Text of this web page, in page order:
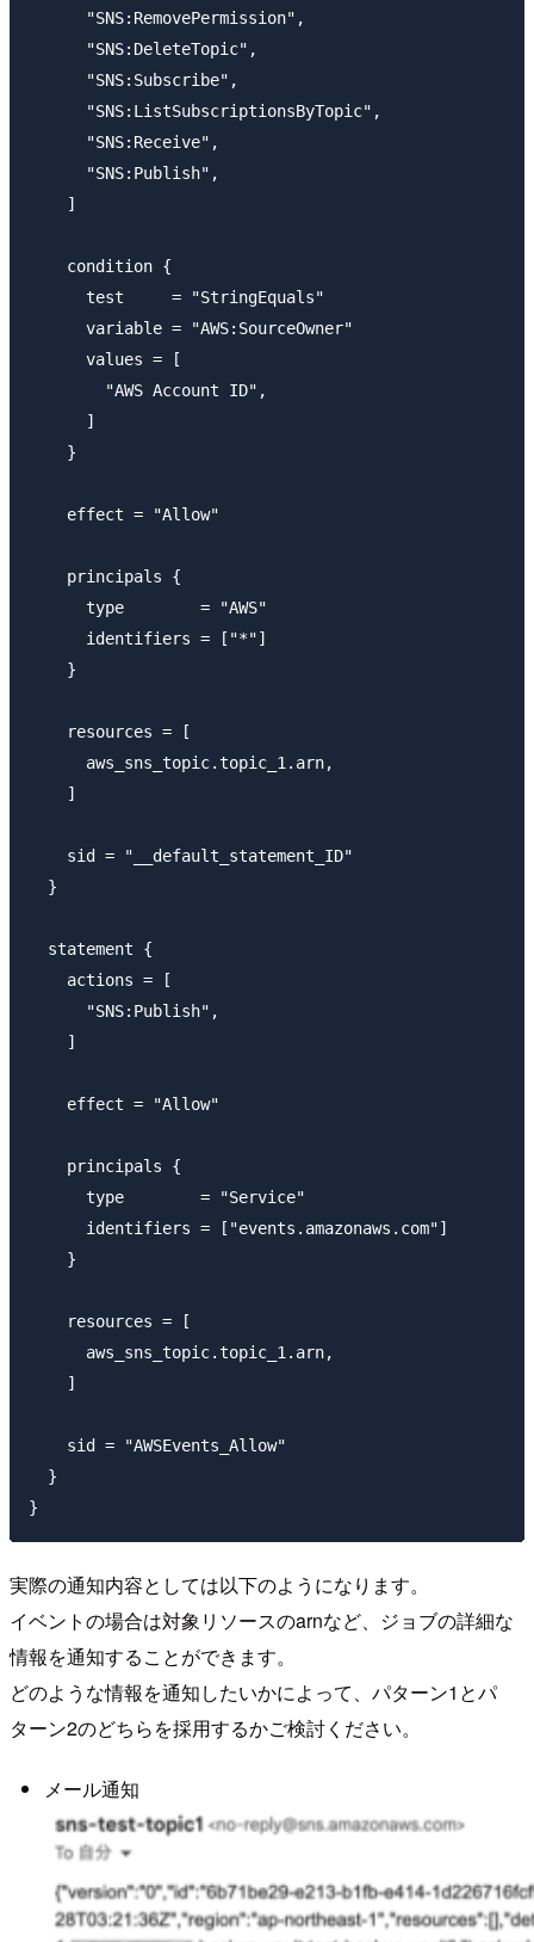
      "SNS:RemovePermission",
      "SNS:DeleteTopic",
      "SNS:Subscribe",
      "SNS:ListSubscriptionsByTopic",
      "SNS:Receive",
      "SNS:Publish",
    ]
    condition {
      test     = "StringEquals"
      variable = "AWS:SourceOwner"
      values = [
        "AWS Account ID",
      ]
    }
    effect = "Allow"
    principals {
      type        = "AWS"
      identifiers = ["*"]
    }
    resources = [
      aws_sns_topic.topic_1.arn,
    ]
    sid = "__default_statement_ID"
  }
  statement {
    actions = [
      "SNS:Publish",
    ]
    effect = "Allow"
    principals {
      type        = "Service"
      identifiers = ["events.amazonaws.com"]
    }
    resources = [
      aws_sns_topic.topic_1.arn,
    ]
    sid = "AWSEvents_Allow"
  }
実際の通知内容としては以下のようになります。
イベントの場合は対象リソースのarnなど、ジョブの詳細な
情報を通知することができます。
どのような情報を通知したいかによって、パターン1とパ
ターン2のどちらを採用するかご検討ください。
メール通知